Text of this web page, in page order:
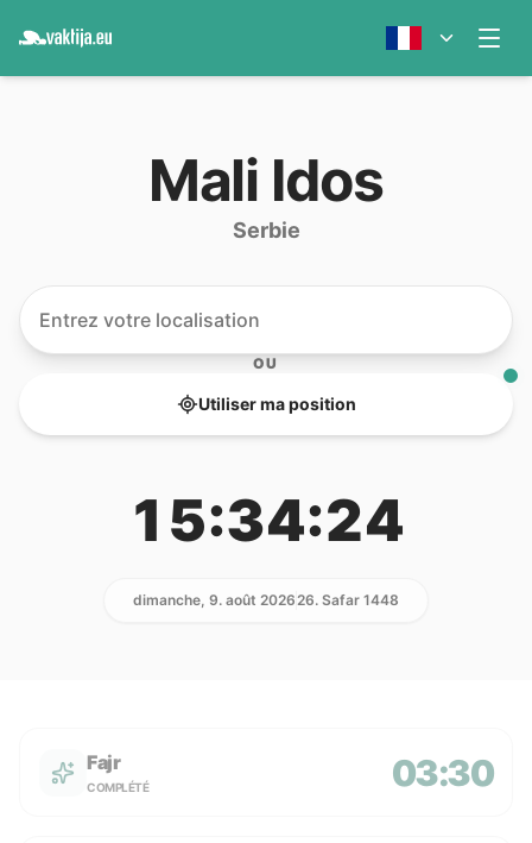
Mali Idos
Serbie
OU
Utiliser ma position
15:34:24
dimanche, 9. août 202626. Safar 1448
Fajr
COMPLÉTÉ 03:30